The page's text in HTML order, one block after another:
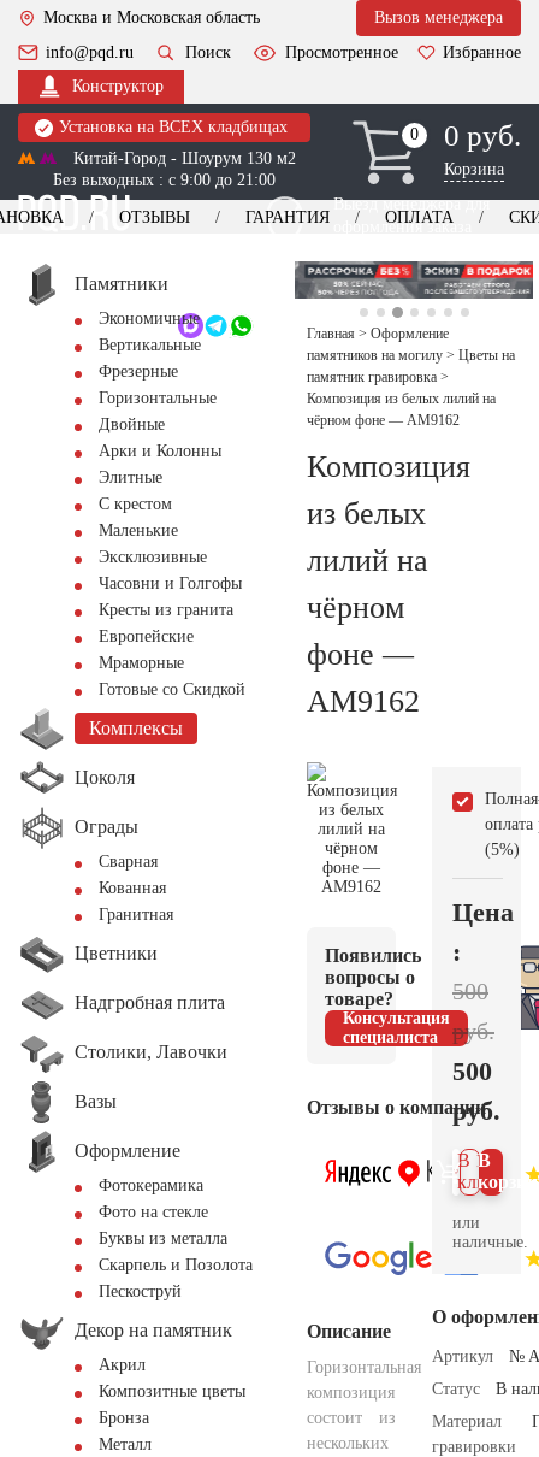
Москва и Московская область
Вызов менеджера
info@pqd.ru
Поиск Просмотренное
Избранное
Конструктор
Установка на ВСЕХ кладбищах
Китай-Город - Шоурум 130 м2
Без выходных : с 9:00 до 21:00
0
0 0 руб.
Корзина
Выезд менеджера для
оформления заказа
+7 (495) 518-44-23
Обратный звонок
ОТЗЫВЫ ГАРАНТИЯ ОПЛАТА
Памятники
Экономичные
Вертикальные
Фрезерные
Горизонтальные
Двойные
Арки и Колонны
Элитные
С крестом
Маленькие
Эксклюзивные
Часовни и Голгофы
Кресты из гранита
Европейские
Мраморные
Готовые со Скидкой
Комплексы
Цоколя
Ограды
Сварная
Кованная
Гранитная
Цветники
Надгробная плита
Столики, Лавочки
Вазы
Оформление
Фотокерамика
Фото на стекле
Буквы из металла
Скарпель и Позолота
Пескоструй
Декор на памятник
Акрил
Композитные цветы
Бронза
Металл
Главная > Оформление
памятников на могилу > Цветы на
памятник гравировка >
Композиция из белых лилий на
чёрном фоне — AM9162
Композиция
из белых
лилий на
чёрном
фоне —
AM9162
Появились
вопросы о
товаре?
Консультация
специалиста
Отзывы о компании
Описание
Горизонтальная
композиция
состоит из
нескольких
Полная
оплата
(5%)
Цена
:
500
руб.
500
руб.
В
В 1
клик
или
наличные.
О
Артикул
№
Статус
В
Материал
гравировки